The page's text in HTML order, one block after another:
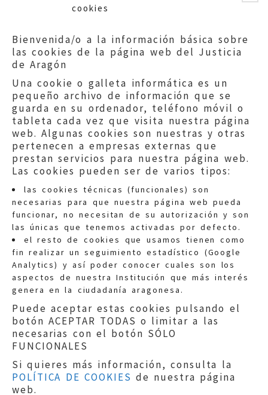
cookies
Bienvenida/o a la información básica sobre
las cookies de la página web del Justicia
de Aragón
Una cookie o galleta informática es un
pequeño archivo de información que se
guarda en su ordenador, teléfono móvil o
tableta cada vez que visita nuestra página
web. Algunas cookies son nuestras y otras
pertenecen a empresas externas que
prestan servicios para nuestra página web.
Las cookies pueden ser de varios tipos:
las cookies técnicas (funcionales) son
necesarias para que nuestra página web pueda
funcionar, no necesitan de su autorización y son
las únicas que tenemos activadas por defecto.
el resto de cookies que usamos tienen como
fin realizar un seguimiento estadístico (Google
Analytics) y así poder conocer cuales son los
aspectos de nuestra Institución que más interés
genera en la ciudadanía aragonesa.
Puede aceptar estas cookies pulsando el
botón ACEPTAR TODAS o limitar a las
necesarias con el botón SÓLO
FUNCIONALES
Si quieres más información, consulta la
POLÍTICA DE COOKIES de nuestra página
web.
Quejas:quejas@eljusticiadearagon.es
Información general:
informacion@eljusticiadearagon.es
Teléfonos:900 210 210/
Aviso legal|Política de privacidad|